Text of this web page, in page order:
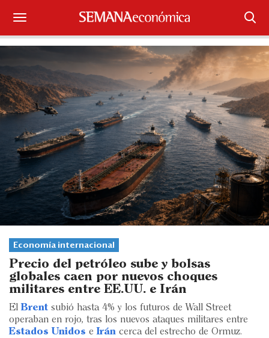
Suscríbase
Iniciar sesión
Portada
¿Qué está pasando?
Sectores y Empresas
Management
Economía y Finanzas
Legal y Política
Eventos
Ranking CEO
Economía internacional
Precio del petróleo sube y bolsas
globales caen por nuevos choques
militares entre EE.UU. e Irán
El Brent subió hasta 4% y los futuros de Wall Street
operaban en rojo, tras los nuevos ataques militares entre
Estados Unidos e Irán cerca del estrecho de Ormuz.